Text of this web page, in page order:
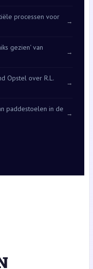
processen voor
→
gezien' van
→
Opstel over R.L.
→
paddestoelen in de
→